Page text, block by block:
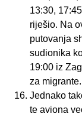
13:30,
riješio. Na
putovanja
sudionika
19:00 iz
za migrante.
Jednako
te aviona